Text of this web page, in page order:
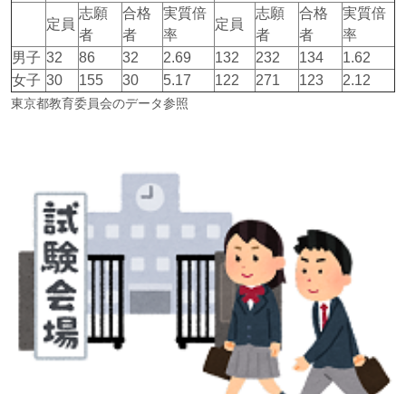
定員
志願
者
合格
者
実質倍
率
定員
志願
者
合格
者
実質倍
率
男子 32 86 32 2.69 132 232 134
1.62
女子 30 155 30 5.17 122 271 123 2.12
東京都教育委員会のデータ参照